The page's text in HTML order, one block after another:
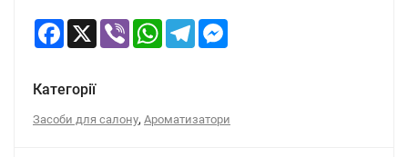
Facebook
X Viber WhatsApp
Telegram
Категорії
Засоби для салону, Ароматизатори